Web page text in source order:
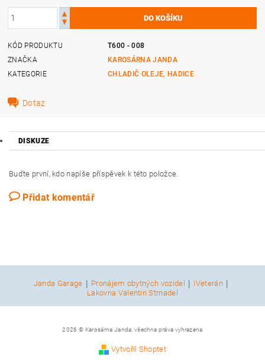
KÓD PRODUKTU
T600 - 008
ZNAČKA
KAROSÁRNA JANDA
KATEGORIE
CHLADIČ OLEJE, HADICE
Dotaz
DISKUZE
Buďte první, kdo napíše příspěvek k této položce.
Přidat komentář
Janda Garage | Pronájem obytných vozidel | iVeterán |
Lakovna Valentin Strnadel
2026 © Karosárna Janda, všechna práva vyhrazena
Vytvořil Shoptet